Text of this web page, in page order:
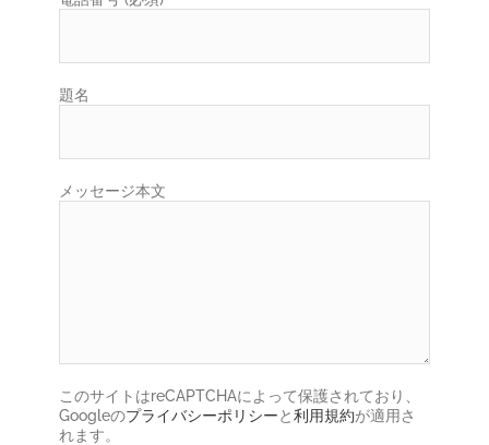
題名
メッセージ本文
このサイトはreCAPTCHAによって保護されており、
Googleのプライバシーポリシーと利用規約が適用さ
れます。